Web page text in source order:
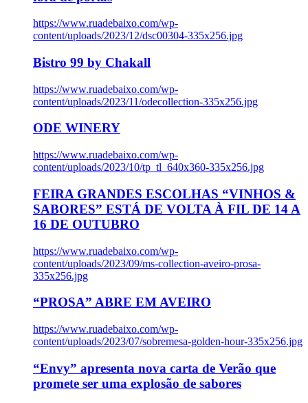
https://www.ruadebaixo.com/wp-
content/uploads/2023/12/dsc00304-335x256.jpg
Bistro 99 by Chakall
https://www.ruadebaixo.com/wp-
content/uploads/2023/11/odecollection-335x256.jpg
ODE WINERY
https://www.ruadebaixo.com/wp-
content/uploads/2023/10/tp_tl_640x360-335x256.jpg
FEIRA GRANDES ESCOLHAS “VINHOS &
SABORES” ESTÁ DE VOLTA À FIL DE 14 A
16 DE OUTUBRO
https://www.ruadebaixo.com/wp-
content/uploads/2023/09/ms-collection-aveiro-prosa-
335x256.jpg
“PROSA” ABRE EM AVEIRO
https://www.ruadebaixo.com/wp-
content/uploads/2023/07/sobremesa-golden-hour-335x256.jpg
“Envy” apresenta nova carta de Verão que
promete ser uma explosão de sabores